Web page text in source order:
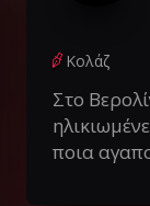
Κολάζ
Στο
ποια